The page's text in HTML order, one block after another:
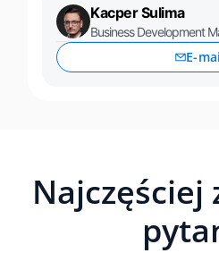
Kacper Sulima
Business Development
E-
Najczęściej